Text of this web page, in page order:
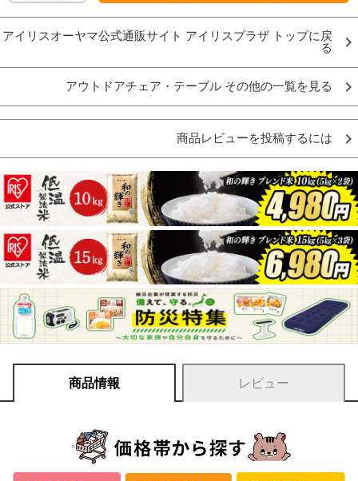
アイリスオーヤマ公式通販サイト アイリスプラザ トップに戻
る
アウトドアチェア・テーブル その他の一覧を見る
商品レビューを投稿するには
商品情報 レビュー